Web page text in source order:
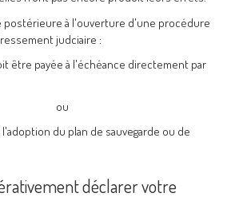
postérieure à l'ouverture d'une procédure
judciaire :
être payée à l'échéance directement par
du plan de sauvegarde ou de
déclarer votre